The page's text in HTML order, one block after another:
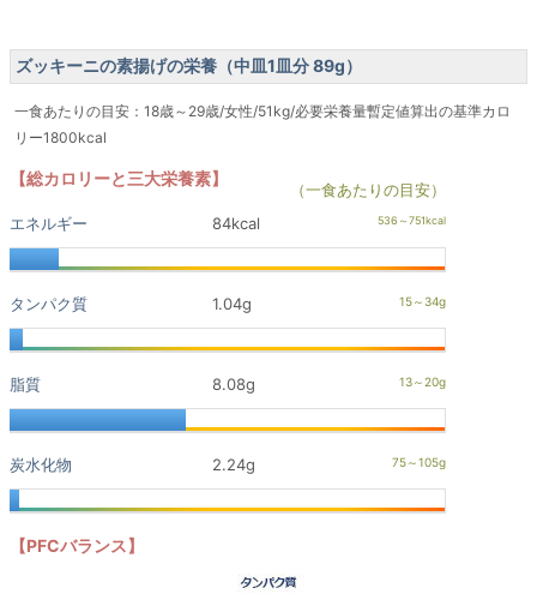
ズッキーニの素揚げの栄養（中皿1皿分 89g）
一食あたりの目安：18歳～29歳/女性/51kg/必要栄養量暫定値算出の基準カロ
リー1800kcal
【総カロリーと三大栄養素】
（一食あたりの目安）
エネルギー
84kcal
タンパク質 1.04g
脂質 8.08g
炭水化物 2.24g
【PFCバランス】